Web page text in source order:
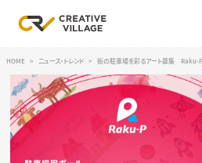
ACCOUNT
ログイン
HOME ニュース・トレンド 街の駐車場を彩るアート募集 Raku-